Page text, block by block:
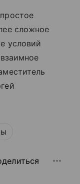
сложное
условий